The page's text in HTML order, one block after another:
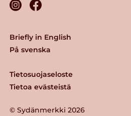
© Sydänmerkki 2026
Tietosuojaseloste
Tietoa evästeistä
Briefly in English
På svenska